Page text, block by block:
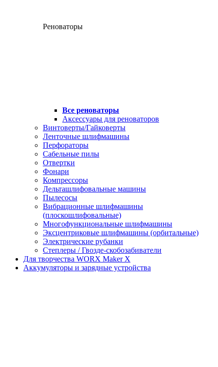
Реноваторы
Все реноваторы
Аксессуары для реноваторов
Винтоверты/Гайковерты
Ленточные шлифмашины
Перфораторы
Сабельные пилы
Отвертки
Фонари
Компрессоры
Дельташлифовальные машины
Пылесосы
Вибрационные шлифмашины
(плоскошлифовальные)
Многофункциональные шлифмашины
Эксцентриковые шлифмашины (орбитальные)
Электрические рубанки
Степлеры / Гвозде-скобозабиватели
Для творчества WORX Maker X
Аккумуляторы и зарядные устройства